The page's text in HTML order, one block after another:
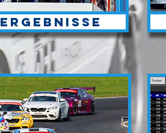
Ergebnisse